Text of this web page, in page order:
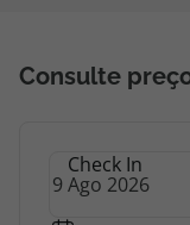
Consulte
Check In